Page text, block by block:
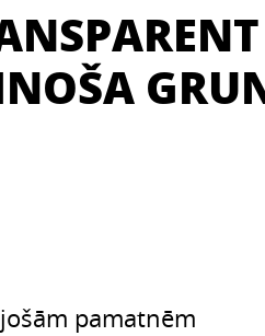
pamatnēm